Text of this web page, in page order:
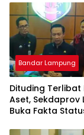
Kini Dibangun
Suef
Bandar Lampung
Dituding Terlibat
Aset, Sekdaprov
Buka Fakta